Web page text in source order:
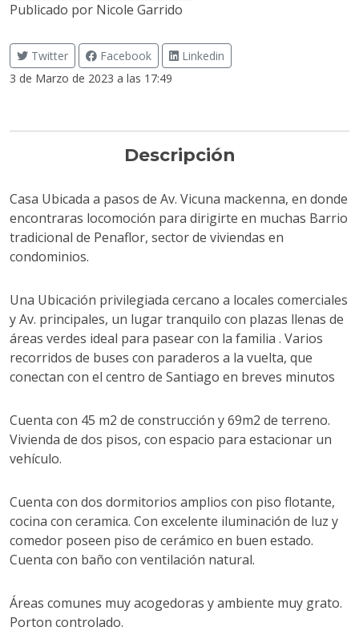
Publicado por Nicole Garrido
Twitter Facebook
Linkedin
3 de Marzo de 2023 a las 17:49
Descripción
Casa Ubicada a pasos de Av. Vicuna mackenna, en donde
encontraras locomoción para dirigirte en muchas Barrio
tradicional de Penaflor, sector de viviendas en
condominios.
Una Ubicación privilegiada cercano a locales comerciales
y Av. principales, un lugar tranquilo con plazas llenas de
áreas verdes ideal para pasear con la familia . Varios
recorridos de buses con paraderos a la vuelta, que
conectan con el centro de Santiago en breves minutos
Cuenta con 45 m2 de construcción y 69m2 de terreno.
Vivienda de dos pisos, con espacio para estacionar un
vehículo.
Cuenta con dos dormitorios amplios con piso flotante,
cocina con ceramica. Con excelente iluminación de luz y
comedor poseen piso de cerámico en buen estado.
Cuenta con baño con ventilación natural.
Áreas comunes muy acogedoras y ambiente muy grato.
Porton controlado.